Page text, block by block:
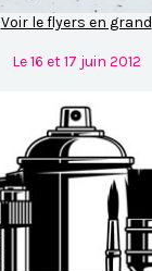
Voir le flyers en grand
Le 16 et 17 juin 2012